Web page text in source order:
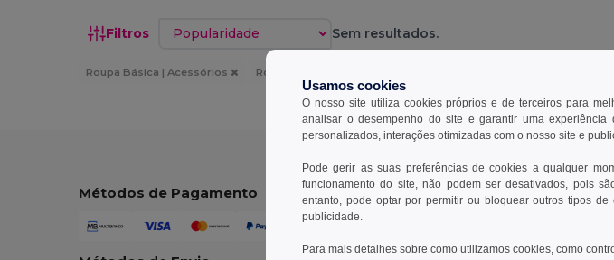
Filtros Classificar por Sem resultados.
Roupa Básica | Acessórios Roupa Desportiva
Métodos de Pagamento
Usamos cookies
O nosso site utiliza cookies próprios e de terceiros para
analisar o desempenho do site e garantir uma
personalizados, interações otimizadas com o nosso site e
Pode gerir as suas preferências de cookies a qualquer
funcionamento do site, não podem ser desativados, pois
entanto, pode optar por permitir ou bloquear outros tipos
publicidade.
Para mais detalhes sobre como utilizamos cookies, como